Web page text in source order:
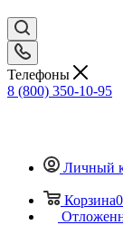
Телефоны
8 (800) 350-10-95
Личный
Корзина0